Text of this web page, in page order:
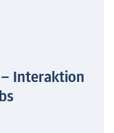
Interaktion